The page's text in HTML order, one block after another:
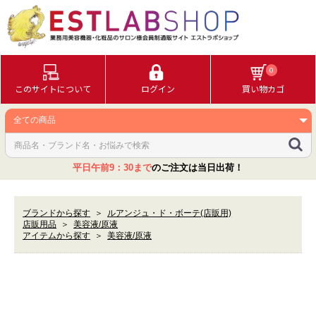
このサイトについて ログイン
0
買い物カゴ
平日午前9：30までのご注文は当日出荷！
ブランドから探す ＞
ルアンジュ・ド・ボーテ(店販用)
店販用品
＞
美容液/原液
アイテムから探す
＞ 美容液/原液